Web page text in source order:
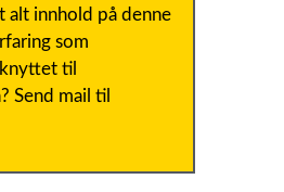
alt innhold på denne
som
til
Send mail til